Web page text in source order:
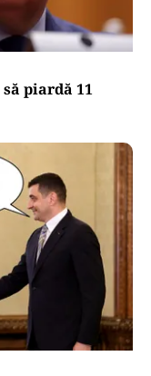
piardă 11